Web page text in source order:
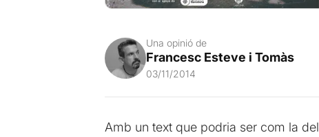
Una opinió de
Francesc Esteve i Tomàs
03/11/2014
Amb un text que podria ser com la